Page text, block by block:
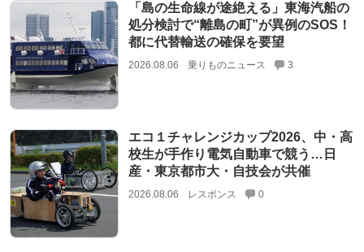
「島の生命線が途絶える」東海汽船の
処分検討で“離島の町”が異例のSOS！
都に代替輸送の確保を要望
2026.08.06 乗りものニュース 3
エコ１チャレンジカップ2026、中・高
校生が手作り電気自動車で競う…日
産・東京都市大・自技会が共催
2026.08.06 レスポンス 0